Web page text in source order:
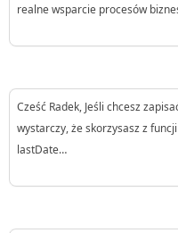
realne wsparcie procesów
Cześć Radek, Jeśli chcesz
wystarczy, że skorzysasz z funcji
lastDate…